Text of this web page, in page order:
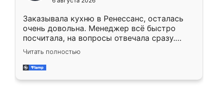
мебели буду заказывать только здесь.
Заказывала кухню в Ренессанс, осталась
очень довольна. Менеджер всё быстро
посчитала, на вопросы отвечала сразу.
Замерщик приехал в субботу, подошёл к
делу со всей ответственностью. Собрали
за день, ребята работали аккуратно, даже
Читать полностью